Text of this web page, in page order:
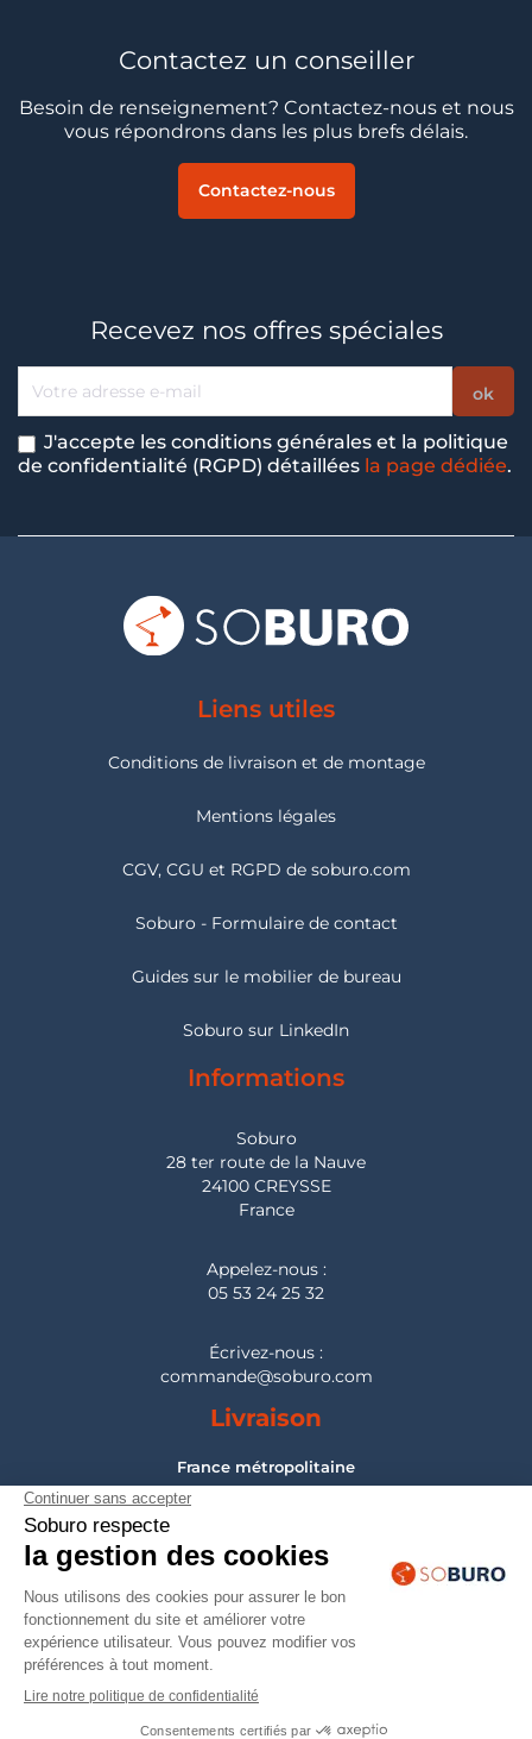
Contactez un conseiller
Besoin de renseignement? Contactez-nous et nous
vous répondrons dans les plus brefs délais.
Contactez-nous
Recevez nos offres spéciales
J'accepte les conditions générales et la politique
de confidentialité (RGPD) détaillées la page dédiée.
Liens utiles
Conditions de livraison et de montage
Mentions légales
CGV, CGU et RGPD de soburo.com
Soburo - Formulaire de contact
Guides sur le mobilier de bureau
Soburo sur LinkedIn
Informations
Soburo
28 ter route de la Nauve
24100 CREYSSE
France
Appelez-nous :
05 53 24 25 32
Écrivez-nous :
commande@soburo.com
Livraison
France métropolitaine
Montage
France métropolitaine
nous consulter